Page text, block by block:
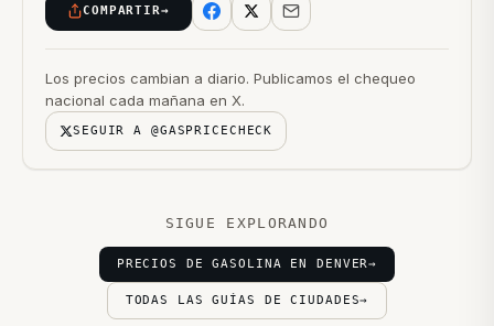
COMPARTIR→
Los precios cambian a diario. Publicamos el chequeo
nacional cada mañana en X.
SEGUIR A @GASPRICECHECK
SIGUE EXPLORANDO
PRECIOS DE GASOLINA EN DENVER→
TODAS LAS GUÍAS DE CIUDADES→